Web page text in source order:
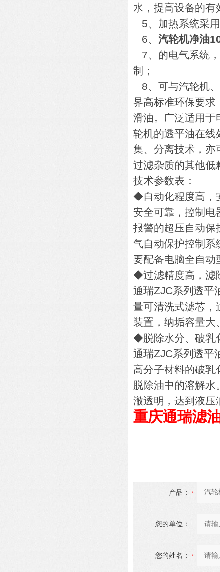
水，提高设备的有
5、加热系统采
6、 汽轮机净油
7、的电气系统
制；
8、可与汽轮机
界高标准环保要求
滑油。广泛适用于
轮机的透平油在线
集、分离技术，亦
过滤杂质的其他低
技术参数表：
◆自动化程度高，
安全可靠，控制电
报警的超压自动保
气自动保护控制系
要配备电脑全自动
◆过滤精度高，滤
通瑞ZJC系列透平
量可清洗式滤芯，
装置，纳垢容量大
◆脱除水分、破乳
通瑞ZJC系列透平
高分子材料的破乳
脱除油中的溶解水
澈透明，达到液压
重庆通瑞滤
产品：
您的单位：
您的姓名：